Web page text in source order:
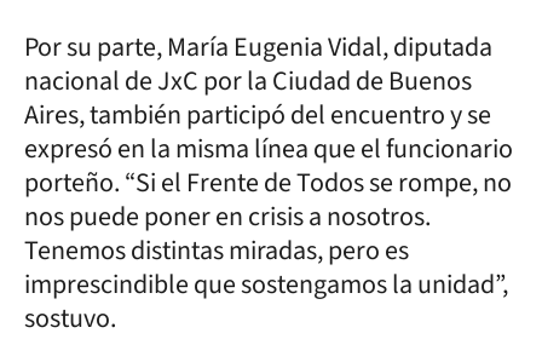
Por su parte, María Eugenia Vidal, diputada
nacional de JxC por la Ciudad de Buenos
Aires, también participó del encuentro y se
expresó en la misma línea que el funcionario
porteño. “Si el Frente de Todos se rompe, no
nos puede poner en crisis a nosotros.
Tenemos distintas miradas, pero es
imprescindible que sostengamos la unidad”,
sostuvo.